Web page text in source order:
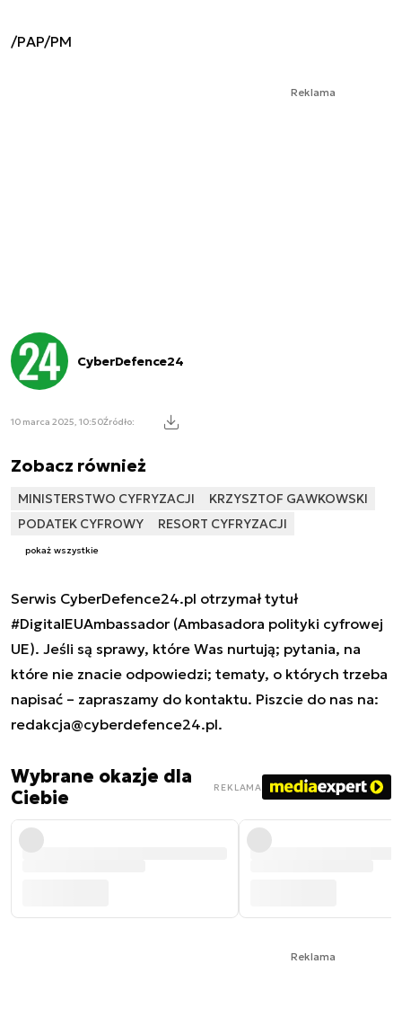
/PAP/PM
Reklama
CyberDefence24
10 marca 2025, 10:50Źródło:
Zobacz również
MINISTERSTWO CYFRYZACJI
KRZYSZTOF GAWKOWSKI
PODATEK CYFROWY
RESORT CYFRYZACJI
pokaż wszystkie
Serwis CyberDefence24.pl otrzymał tytuł
#DigitalEUAmbassador (Ambasadora polityki cyfrowej
UE). Jeśli są sprawy, które Was nurtują; pytania, na
które nie znacie odpowiedzi; tematy, o których trzeba
napisać – zapraszamy do kontaktu. Piszcie do nas na:
redakcja@cyberdefence24.pl.
Wybrane okazje dla
Ciebie
REKLAMA
Reklama